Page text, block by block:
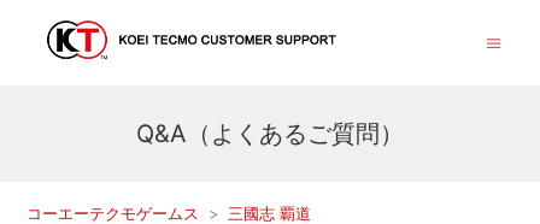
Q&A（よくあるご質問）
コーエーテクモゲームス 三國志 覇道